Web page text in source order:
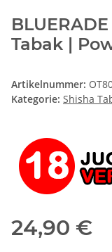
Tabak |
Artikelnummer:
Kategorie: Shisha
24,90 €